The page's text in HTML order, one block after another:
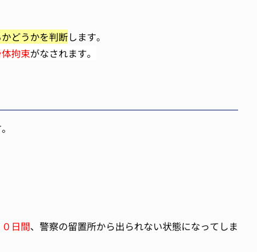
どうかを判断します。
拘束がなされます。
日間、警察の留置所から出られない状態になってしま